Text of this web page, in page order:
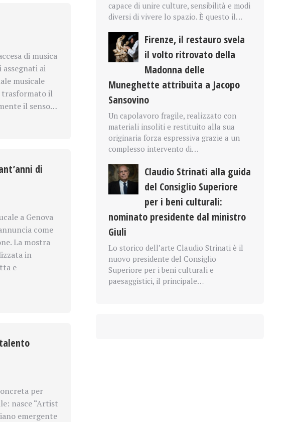
di musica
ai
musicale
trasformato il
il senso…
di
a Genova
come
La mostra
in
e
per
nasce “Artist
emergente
capace di unire culture, sensibilità e modi
diversi di vivere lo spazio. È questo il…
Firenze, il restauro svela
il volto ritrovato della
Madonna delle
Muneghette attribuita a Jacopo
Sansovino
Un capolavoro fragile, realizzato con
materiali insoliti e restituito alla sua
originaria forza espressiva grazie a un
complesso intervento di…
Claudio Strinati alla guida
del Consiglio Superiore
per i beni culturali:
nominato presidente dal ministro
Giuli
Lo storico dell’arte Claudio Strinati è il
nuovo presidente del Consiglio
Superiore per i beni culturali e
paesaggistici, il principale…